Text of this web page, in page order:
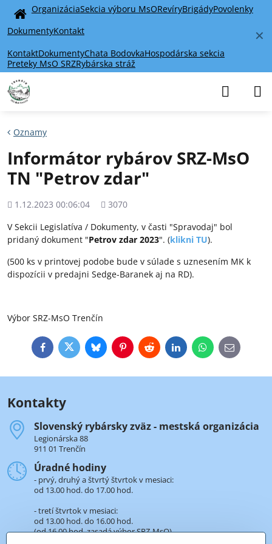
✕
Home
OrganizáciaSekcia výboru MsORevíryBrigádyPovolenky
DokumentyKontakt
KontaktDokumentyChata BodovkaHospodárska sekcia
Preteky MsO SRZRybárska stráž
Oznamy
Informátor rybárov SRZ-MsO
TN "Petrov zdar"
Pridané
1.12.2023 00:06:04
Počet
3070
V Sekcii Legislatíva / Dokumenty, v časti "Spravodaj" bol
pridaný dokument "Petrov zdar 2023". (klikni TU).
(500 ks v printovej podobe bude v súlade s uznesením MK k
dispozícii v predajni Sedge-Baranek aj na RD).
Výbor SRZ-MsO Trenčín
FacebookTwitterBlueskyPinterestRedditLinkedInWhatsApp
E-
mail
Kontakty
Slovenský rybársky zväz - mestská organizácia
Legionárska 88
911 01 Trenčín
Úradné hodiny
- prvý, druhý a štvrtý štvrtok v mesiaci:
od 13.00 hod. do 17.00 hod.
- tretí štvrtok v mesiaci:
od 13.00 hod. do 16.00 hod.
(od 16.00 hod. zasadá výbor SRZ-MsO).